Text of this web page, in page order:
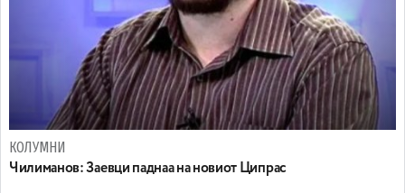
КОЛУМНИ
Чилиманов: Заевци паднаа на новиот Ципрас